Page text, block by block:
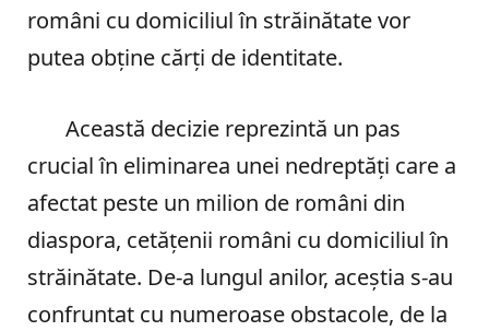
români cu domiciliul în străinătate vor
putea obține cărți de identitate.
Această decizie reprezintă un pas
crucial în eliminarea unei nedreptăți care a
afectat peste un milion de români din
diaspora, cetățenii români cu domiciliul în
străinătate. De-a lungul anilor, aceștia s-au
confruntat cu numeroase obstacole, de la